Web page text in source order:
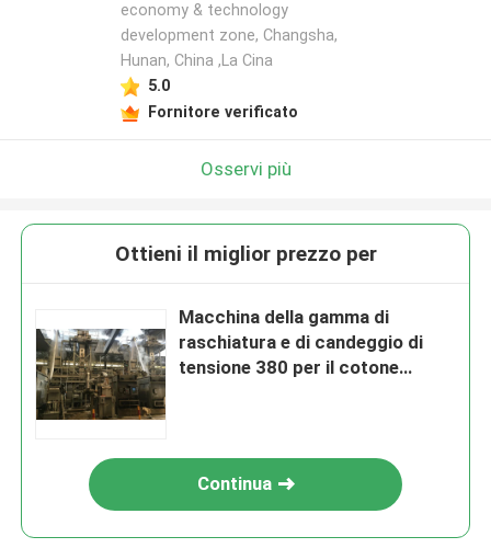
economy & technology
development zone, Changsha,
Hunan, China ,La Cina
5.0
Fornitore verificato
Osservi più
Ottieni il miglior prezzo per
Macchina della gamma di
raschiatura e di candeggio di
tensione 380 per il cotone
Continua